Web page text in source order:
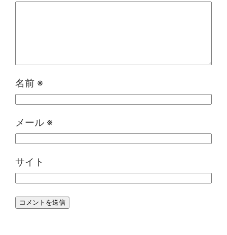
名前 ※
メール ※
サイト